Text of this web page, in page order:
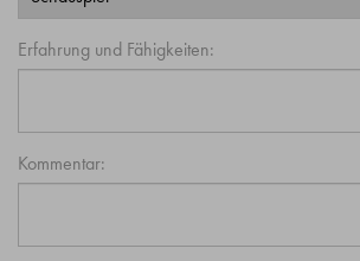
Erfahrung und Fähigkeiten:
Kommentar: